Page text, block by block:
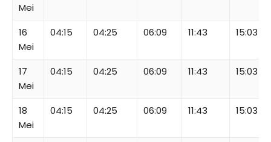
Mei
16
Mei
04:15 04:25 06:09 11:43 15:03
17
Mei
04:15 04:25 06:09 11:43 15:03
18
Mei
04:15 04:25 06:09 11:43 15:03